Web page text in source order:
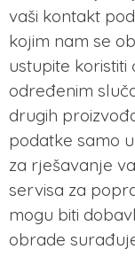
vaši kontakt
kojim nam se
ustupite koristiti
određenim
drugih
podatke samo
za rješavanje
servisa za
mogu biti
obrade